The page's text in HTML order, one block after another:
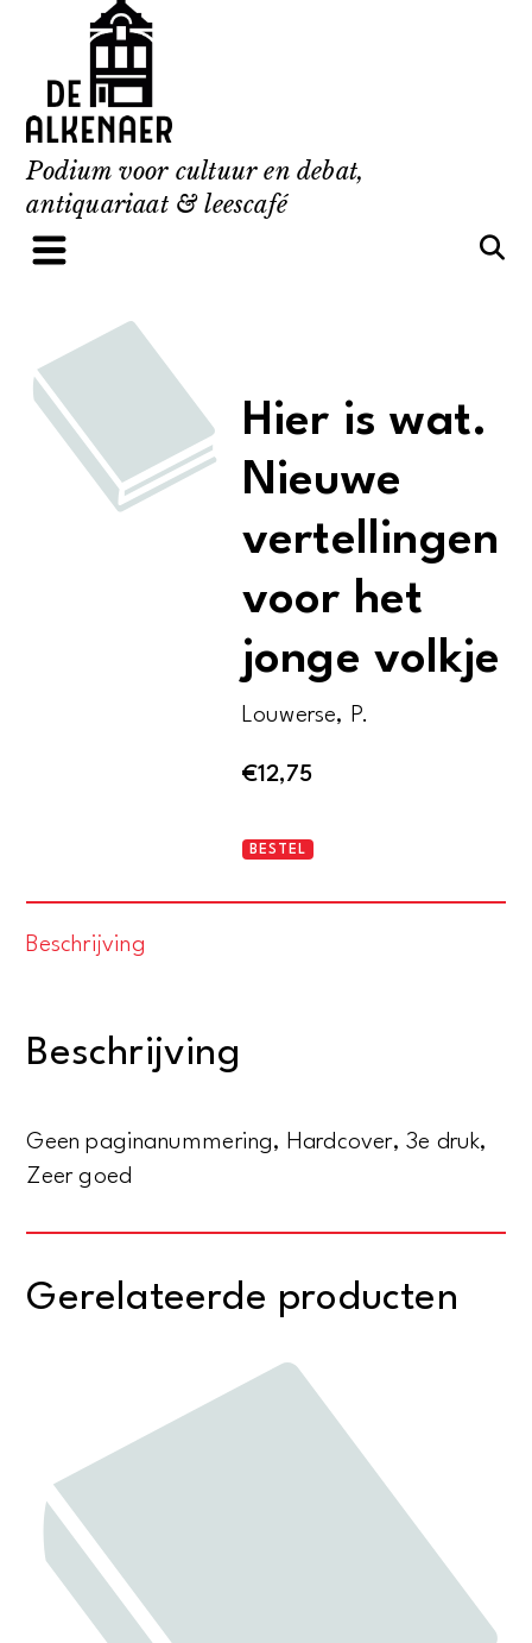
content
Podium voor cultuur en debat,
antiquariaat & leescafé
Hier is wat.
Nieuwe
vertellingen
voor het
jonge volkje
Louwerse, P.
€12,75
Hier
aantal
BESTEL
Beschrijving
Beschrijving
Geen paginanummering, Hardcover, 3e druk,
Zeer goed
Gerelateerde producten